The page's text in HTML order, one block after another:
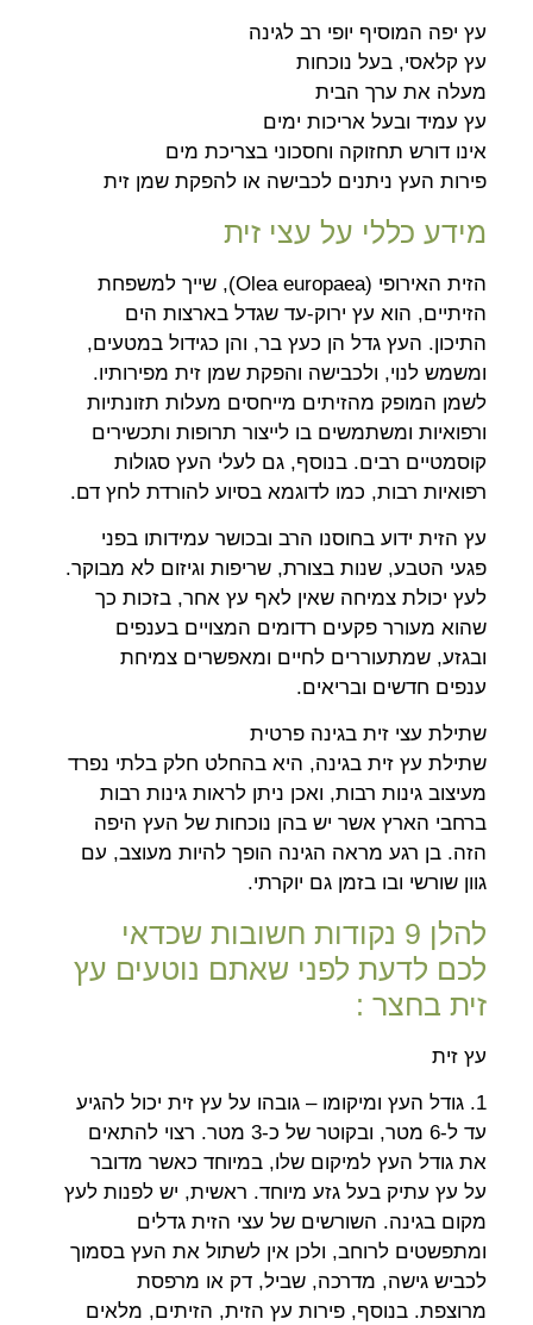
עץ יפה המוסיף יופי רב לגינה
עץ קלאסי, בעל נוכחות
מעלה את ערך הבית
עץ עמיד ובעל אריכות ימים
אינו דורש תחזוקה וחסכוני בצריכת מים
פירות העץ ניתנים לכבישה או להפקת שמן זית
מידע כללי על עצי זית
הזית האירופי (Olea europaea), שייך למשפחת
הזיתיים, הוא עץ ירוק-עד שגדל בארצות הים
התיכון. העץ גדל הן כעץ בר, והן כגידול במטעים,
ומשמש לנוי, ולכבישה והפקת שמן זית מפירותיו.
לשמן המופק מהזיתים מייחסים מעלות תזונתיות
ורפואיות ומשתמשים בו לייצור תרופות ותכשירים
קוסמטיים רבים. בנוסף, גם לעלי העץ סגולות
רפואיות רבות, כמו לדוגמא בסיוע להורדת לחץ דם.
עץ הזית ידוע בחוסנו הרב ובכושר עמידותו בפני
פגעי הטבע, שנות בצורת, שריפות וגיזום לא מבוקר.
לעץ יכולת צמיחה שאין לאף עץ אחר, בזכות כך
שהוא מעורר פקעים רדומים המצויים בענפים
ובגזע, שמתעוררים לחיים ומאפשרים צמיחת
ענפים חדשים ובריאים.
שתילת עצי זית בגינה פרטית
שתילת עץ זית בגינה, היא בהחלט חלק בלתי נפרד
מעיצוב גינות רבות, ואכן ניתן לראות גינות רבות
ברחבי הארץ אשר יש בהן נוכחות של העץ היפה
הזה. בן רגע מראה הגינה הופך להיות מעוצב, עם
גוון שורשי ובו בזמן גם יוקרתי.
להלן 9 נקודות חשובות שכדאי
לכם לדעת לפני שאתם נוטעים עץ
זית בחצר :
עץ זית
1. גודל העץ ומיקומו – גובהו על עץ זית יכול להגיע
עד ל-6 מטר, ובקוטר של כ-3 מטר. רצוי להתאים
את גודל העץ למיקום שלו, במיוחד כאשר מדובר
על עץ עתיק בעל גזע מיוחד. ראשית, יש לפנות לעץ
מקום בגינה. השורשים של עצי הזית גדלים
ומתפשטים לרוחב, ולכן אין לשתול את העץ בסמוך
לכביש גישה, מדרכה, שביל, דק או מרפסת
מרוצפת. בנוסף, פירות עץ הזית, הזיתים, מלאים